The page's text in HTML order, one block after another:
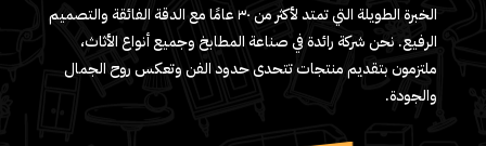
الخبرة الطويلة التي تمتد لأكثر من ٣٠ عامًا مع الدقة الفائقة والتصميم
الرفيع. نحن شركة رائدة في صناعة المطابخ وجميع أنواع الأثاث،
ملتزمون بتقديم منتجات تتحدى حدود الفن وتعكس روح الجمال
والجودة.